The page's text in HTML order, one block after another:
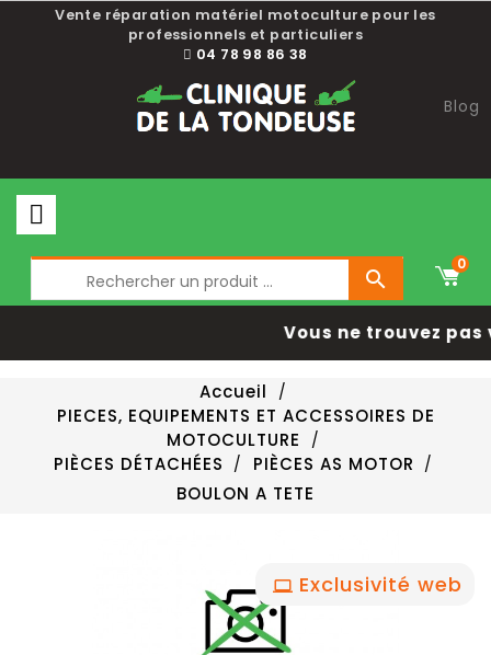
Vente réparation matériel motoculture pour les
professionnels et particuliers
04 78 98 86 38
Blog

0
Vous ne trouvez
Accueil
PIECES, EQUIPEMENTS ET ACCESSOIRES DE
MOTOCULTURE
PIÈCES DÉTACHÉES
PIÈCES AS MOTOR
BOULON A TETE
Exclusivité web